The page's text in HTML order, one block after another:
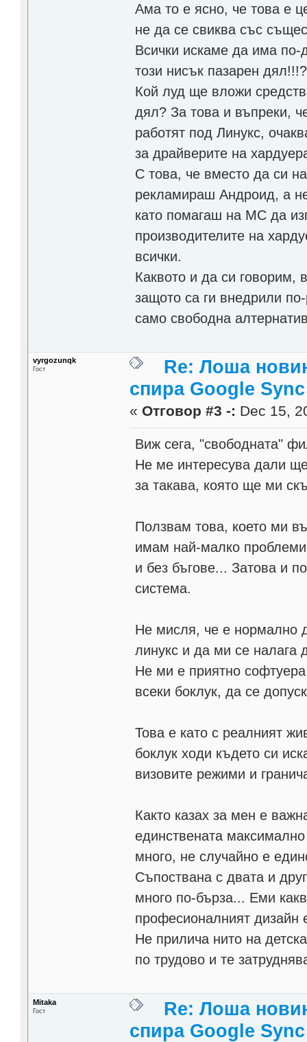
Ама то е ясно, че това е
не да се свиква със
Всички искаме да има по-
този нисък пазарен дял!!!?
Кой луд ще вложи
дял? За това и въпреки,
работят под Линукс,
за драйверите на
С това, че вместо да си
рекламираш Андроид, а
като помагаш на МС да
производителите на
всички.
Каквото и да си говорим,
защото са ги внедрили
само свободна
vyrgozunqk
Гост
Re: Лоша
спира Google Sync
« Отговор #3 -: Dec 15,
Виж сега, "свободната"
Не ме интересува дали
за такава, която ще ми
Ползвам това, което ми
имам най-малко
и без бъгове... Затова и
система.
Не мисля, че е нормално
линукс и да ми се налага
Не ми е приятно
всеки боклук, да се
Това е като с реалният
боклук ходи където си
визовите режими и
Както казах за мен е
единствената
много, не случайно е
Съпоствана с двата и
много по-бърза... Еми
професионалният дизайн
Не прилича нито на
по трудово и те
Mitaka
Гост
Re: Лоша
спира Google Sync